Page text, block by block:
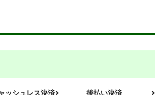
ッシュレス決済 後払い決済